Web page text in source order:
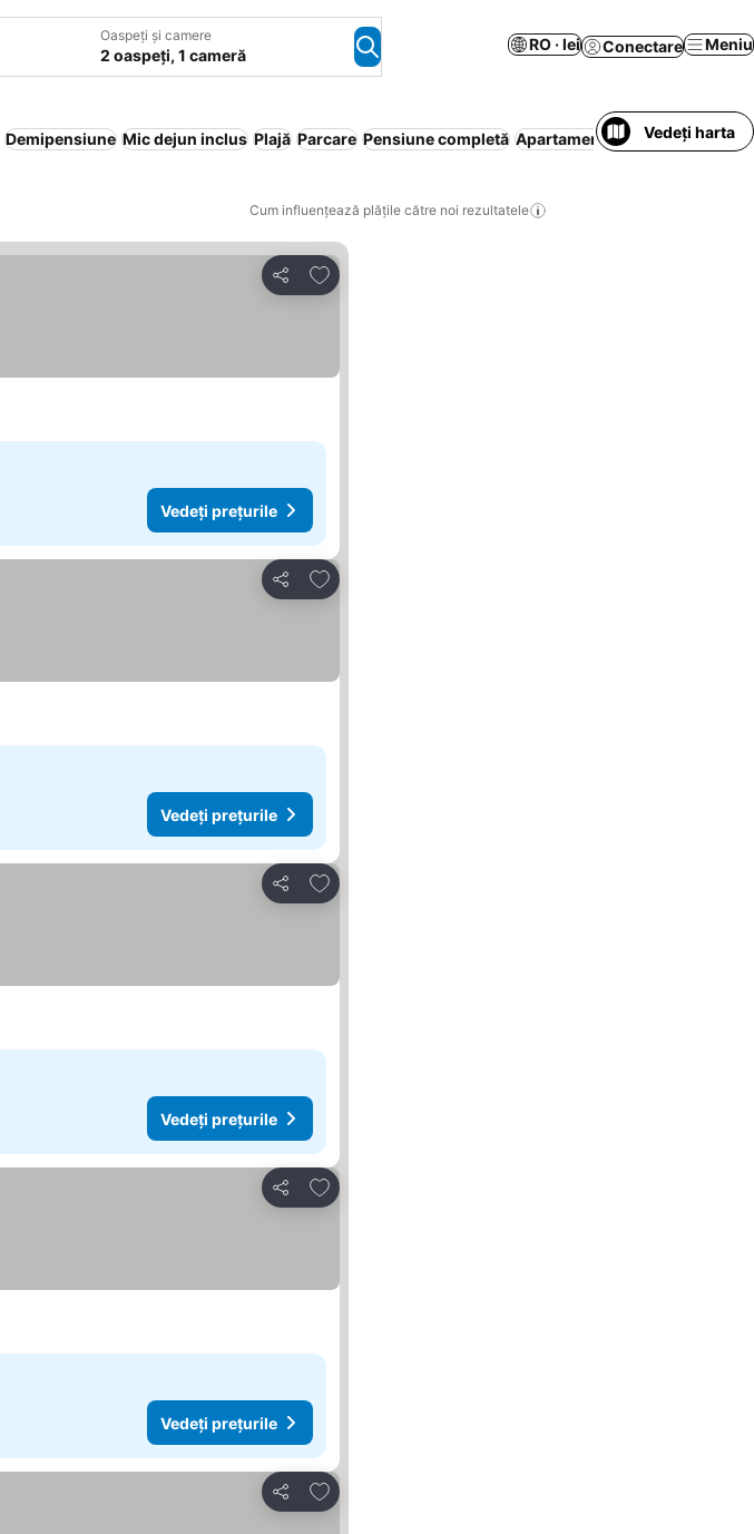
Oaspeți și camere
2 oaspeți, 1 cameră
RO · lei Conectare Meniu
Demipensiune Mic dejun inclus Plajă Parcare Pensiune completă Apartament în regim hotelier
Vedeți harta
Cum influențează plățile către noi rezultatele
Distribuiți
Adăugaţi la favorite
Vedeți prețurile
Distribuiți
Adăugaţi la favorite
Vedeți prețurile
Distribuiți
Adăugaţi la favorite
Vedeți prețurile
Distribuiți
Adăugaţi la favorite
Vedeți prețurile
Distribuiți
Adăugaţi la favorite